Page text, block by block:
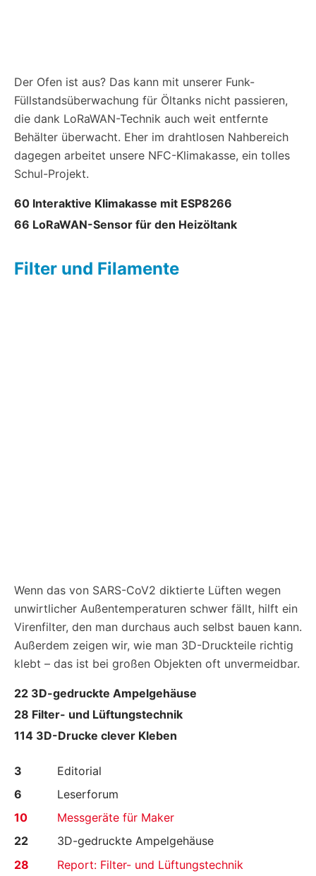
Der Ofen ist aus? Das kann mit unserer Funk-
Füllstandsüberwachung für Öltanks nicht passieren,
die dank LoRaWAN-Technik auch weit entfernte
Behälter überwacht. Eher im drahtlosen Nahbereich
dagegen arbeitet unsere NFC-Klimakasse, ein tolles
Schul-Projekt.
60 Interaktive Klimakasse mit ESP8266
66 LoRaWAN-Sensor für den Heizöltank
Filter und Filamente
Wenn das von SARS-CoV2 diktierte Lüften wegen
unwirtlicher Außentemperaturen schwer fällt, hilft ein
Virenfilter, den man durchaus auch selbst bauen kann.
Außerdem zeigen wir, wie man 3D-Druckteile richtig
klebt – das ist bei großen Objekten oft unvermeidbar.
22 3D-gedruckte Ampelgehäuse
28 Filter- und Lüftungstechnik
114 3D-Drucke clever Kleben
Editorial
3
Leserforum
6
Messgeräte für Maker
10
3D-gedruckte Ampelgehäuse
22
Report: Filter- und Lüftungstechnik
28